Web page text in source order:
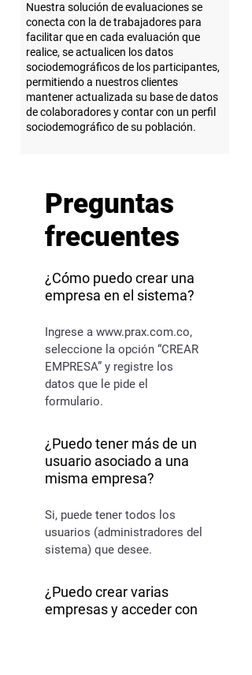
Nuestra solución de evaluaciones se
conecta con la de trabajadores para
facilitar que en cada evaluación que
realice, se actualicen los datos
sociodemográficos de los participantes,
permitiendo a nuestros clientes
mantener actualizada su base de datos
de colaboradores y contar con un perfil
sociodemográfico de su población.
Preguntas
frecuentes
¿Cómo puedo crear una
empresa en el sistema?
Ingrese a www.prax.com.co,
seleccione la opción “CREAR
EMPRESA” y registre los
datos que le pide el
formulario.
¿Puedo tener más de un
usuario asociado a una
misma empresa?
Si, puede tener todos los
usuarios (administradores del
sistema) que desee.
¿Puedo crear varias
empresas y acceder con